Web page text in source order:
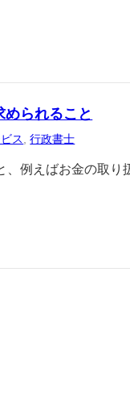
られること
ス , 行政書士
例えばお金の取